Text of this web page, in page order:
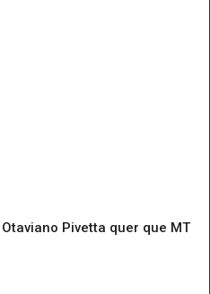
Pivetta quer que MT